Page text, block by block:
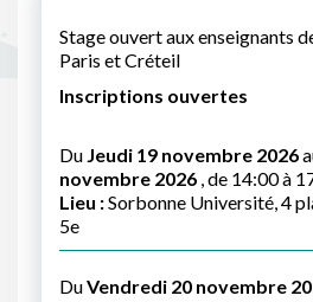
Stage ouvert aux enseignants
Paris et Créteil
Inscriptions ouvertes
Du Jeudi 19 novembre 2026
novembre 2026 , de 14:00 à
Lieu :Sorbonne Université, 4
5e
DuVendredi 20 novembre